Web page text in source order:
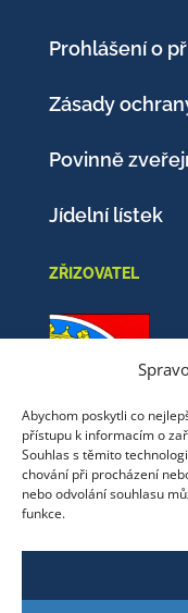
Abychom poskytli co
přístupu k informacím o
Souhlas s těmito
chování při procházení
nebo odvolání souhlasu
funkce.
Prohlášení o
Zásady
Povinně
Jídelní lístek
ZŘIZOVATEL
Obec Nový
Mistrovice 51
471 13
Telefon: +420